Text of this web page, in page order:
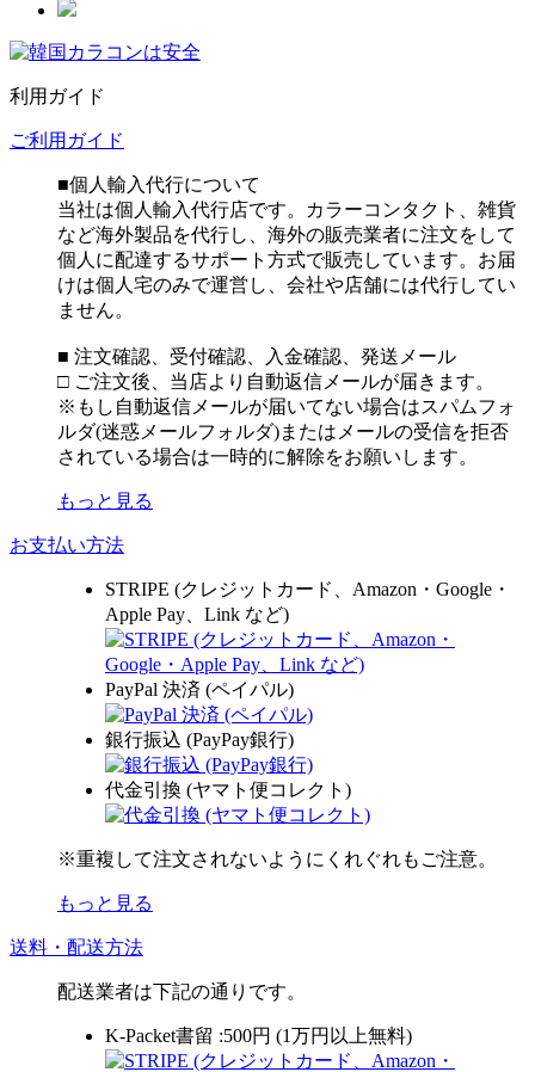
利用ガイド
ご利用ガイド
■個人輸入代行について
当社は個人輸入代行店です。カラーコンタクト、雑貨
など海外製品を代行し、海外の販売業者に注文をして
個人に配達するサポート方式で販売しています。お届
けは個人宅のみで運営し、会社や店舗には代行してい
ません。
■ 注文確認、受付確認、入金確認、発送メール
□ ご注文後、当店より自動返信メールが届きます。
※もし自動返信メールが届いてない場合はスパムフォ
ルダ(迷惑メールフォルダ)またはメールの受信を拒否
されている場合は一時的に解除をお願いします。
もっと見る
お支払い方法
STRIPE (クレジットカード、Amazon・Google・
Apple Pay、Link など)
PayPal 決済 (ペイパル)
銀行振込 (PayPay銀行)
代金引換 (ヤマト便コレクト)
※重複して注文されないようにくれぐれもご注意。
もっと見る
送料・配送方法
配送業者は下記の通りです。
K-Packet書留 :500円 (1万円以上無料)